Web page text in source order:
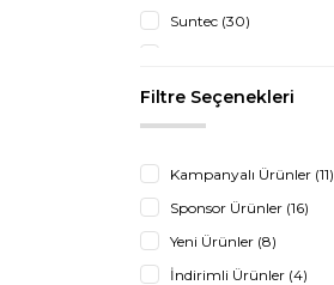
Suntec (30)
İmit Termostad (5)
Jiulong (5)
Filtre Seçenekleri
Kampanyalı Ürünler (11)
Sponsor Ürünler (16)
Yeni Ürünler (8)
İndirimli Ürünler (4)